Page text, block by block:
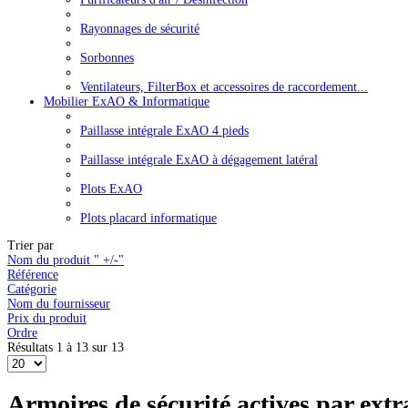
Rayonnages de sécurité
Sorbonnes
Ventilateurs, FilterBox et accessoires de raccordement...
Mobilier ExAO & Informatique
Paillasse intégrale ExAO 4 pieds
Paillasse intégrale ExAO à dégagement latéral
Plots ExAO
Plots placard informatique
Trier par
Nom du produit " +/-"
Référence
Catégorie
Nom du fournisseur
Prix du produit
Ordre
Résultats 1 à 13 sur 13